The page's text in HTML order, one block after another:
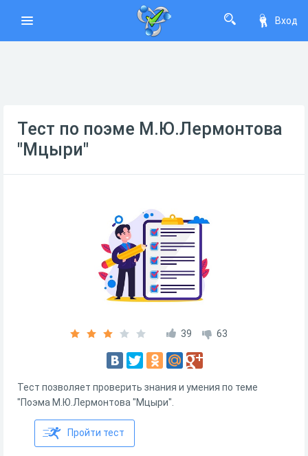
Вход
Тест по поэме М.Ю.Лермонтова
"Мцыри"
39 63
Тест позволяет проверить знания и умения по теме
"Поэма М.Ю.Лермонтова "Мцыри".
Пройти тест